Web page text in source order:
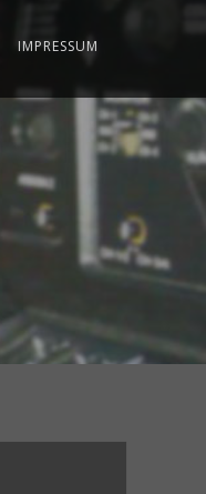
IMPRESSUM